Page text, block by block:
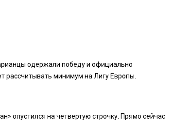
одержали победу и официально
рассчитывать минимум на Лигу Европы.
опустился на четвертую строчку. Прямо сейчас